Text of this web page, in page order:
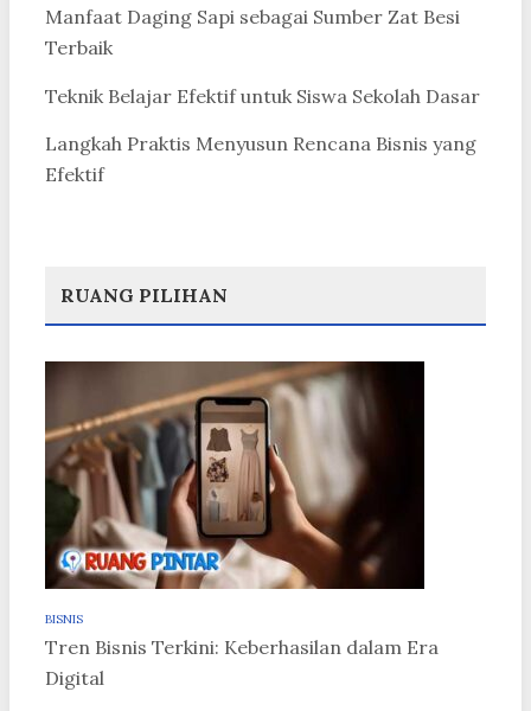
Manfaat Daging Sapi sebagai Sumber Zat Besi
Terbaik
Teknik Belajar Efektif untuk Siswa Sekolah Dasar
Langkah Praktis Menyusun Rencana Bisnis yang
Efektif
RUANG PILIHAN
BISNIS
Tren Bisnis Terkini: Keberhasilan dalam Era
Digital